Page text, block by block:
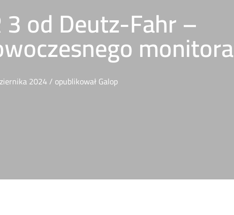
3 od Deutz-Fahr –
monitora
2024/ opublikowałGalop